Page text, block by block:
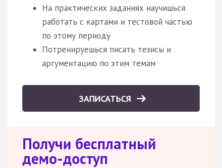
На практических заданиях научишься
работать с картами и тестовой частью
по этому периоду
Потренируешься писать тезисы и
аргументацию по этим темам
ЗАПИСАТЬСЯ
Получи бесплатный
демо-доступ